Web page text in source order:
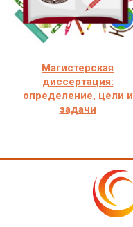
Магистерская
диссертация:
определение, цели и
задачи